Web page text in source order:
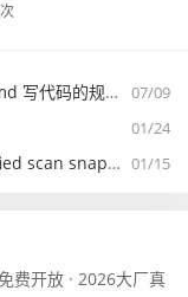
07/09
码的规约文件
01/24
01/15
range [17875, 178
费开放 · 2026大厂真